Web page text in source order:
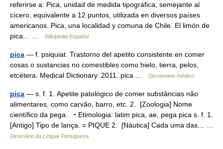
referirse a: Pica, unidad de medida tipográfica, semejante al
cícero, equivalente a 12 puntos, utilizada en diversos países
americanos. Pica, una localidad y comuna de Chile. El limón de
pica… …
Wikipedia Español
pica — f. psiquiat. Trastorno del apetito consistente en comer
cosas o sustancias no comestibles como hielo, tierra, pelos,
etcétera. Medical Dictionary. 2011. pica …
Diccionario médico
pica — s. f. 1. Apetite patológico de comer substâncias não
alimentares, como carvão, barro, etc. 2. [Zoologia] Nome
científico da pega. ‣ Etimologia: latim pica, ae, pega pica s. f. 1.
[Antigo] Tipo de lança. = PIQUE 2. [Náutica] Cada uma das… …
Dicionário da Língua Portuguesa